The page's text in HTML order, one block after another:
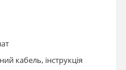
кабель, інструкція